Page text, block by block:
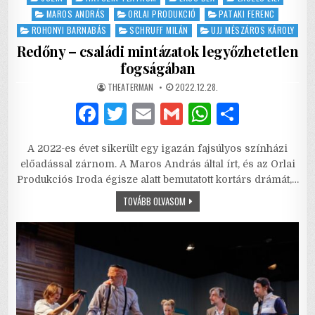
in
MAROS ANDRÁS
ORLAI PRODUKCIÓ
PATAKI FERENC
ROHONYI BARNABÁS
SCHRUFF MILÁN UJJ MÉSZÁROS KÁROLY
Redőny – családi mintázatok legyőzhetetlen
fogságában
AUTHOR:
THEATERMAN PUBLISHED
DATE:
2022.12.28.
F
c
e
o
o
k
T
it
te
r
E
ai
l
G
ai
l
W
at
s
p
ar
e
A 2022-es évet sikerült egy igazán fajsúlyos színházi
előadással zárnom. A Maros András által írt, és az Orlai
Produkciós Iroda égisze alatt bemutatott kortárs drámát,…
TOVÁBB OLVASOMREDŐNY
–
FOGSÁGÁBAN